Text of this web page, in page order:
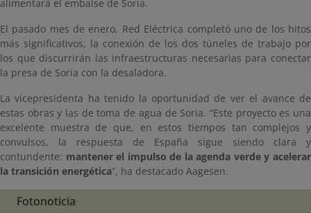
alimentará el embalse de Soria.
El pasado mes de enero, Red Eléctrica completó uno de los hitos
más significativos, la conexión de los dos túneles de trabajo por
los que discurrirán las infraestructuras necesarias para conectar
la presa de Soria con la desaladora.
La vicepresidenta ha tenido la oportunidad de ver el avance de
estas obras y las de toma de agua de Soria. “Este proyecto es una
excelente muestra de que, en estos tiempos tan complejos y
convulsos, la respuesta de España sigue siendo clara y
contundente: mantener el impulso de la agenda verde y acelerar
la transición energética”, ha destacado Aagesen.
Fotonoticia